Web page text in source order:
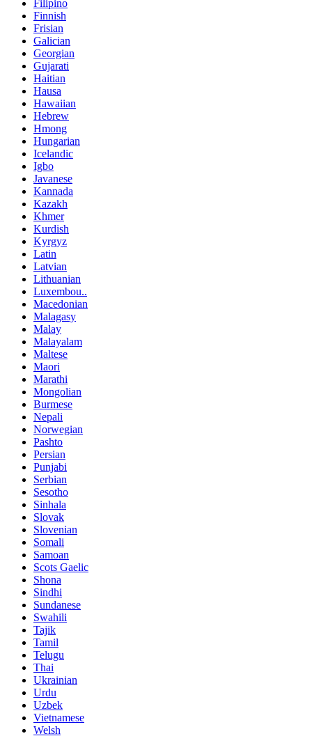
Filipino
Finnish
Frisian
Galician
Georgian
Gujarati
Haitian
Hausa
Hawaiian
Hebrew
Hmong
Hungarian
Icelandic
Igbo
Javanese
Kannada
Kazakh
Khmer
Kurdish
Kyrgyz
Latin
Latvian
Lithuanian
Luxembou..
Macedonian
Malagasy
Malay
Malayalam
Maltese
Maori
Marathi
Mongolian
Burmese
Nepali
Norwegian
Pashto
Persian
Punjabi
Serbian
Sesotho
Sinhala
Slovak
Slovenian
Somali
Samoan
Scots Gaelic
Shona
Sindhi
Sundanese
Swahili
Tajik
Tamil
Telugu
Thai
Ukrainian
Urdu
Uzbek
Vietnamese
Welsh